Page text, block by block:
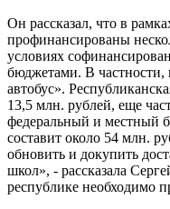
Он рассказал, что в
профинансированы
условиях
бюджетами. В
автобус».
13,5 млн. рублей, еще
федеральный и местный
составит около 54 млн.
обновить и докупить
школ», - рассказала
республике необходимо